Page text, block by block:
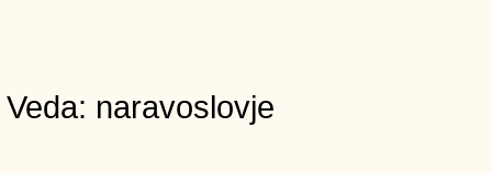
Veda: naravoslovje